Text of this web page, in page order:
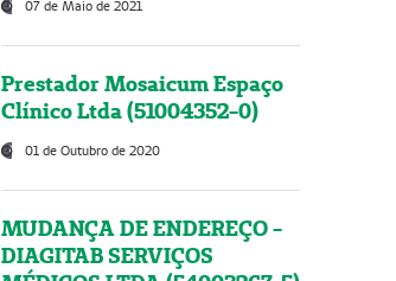
07 de Maio de 2021
Prestador Mosaicum Espaço
Clínico Ltda (51004352-0)
01 de Outubro de 2020
MUDANÇA DE ENDEREÇO -
DIAGITAB SERVIÇOS